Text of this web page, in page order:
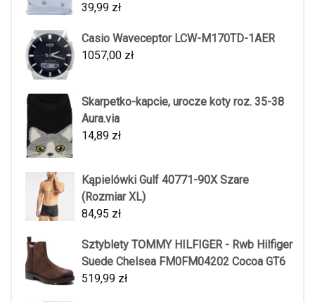
39,99 zł
Casio Waveceptor LCW-M170TD-1AER
1057,00 zł
Skarpetko-kapcie, urocze koty roz. 35-38
Aura.via
14,89 zł
Kąpielówki Gulf 40771-90X Szare
(Rozmiar XL)
84,95 zł
Sztyblety TOMMY HILFIGER - Rwb Hilfiger
Suede Chelsea FM0FM04202 Cocoa GT6
519,99 zł